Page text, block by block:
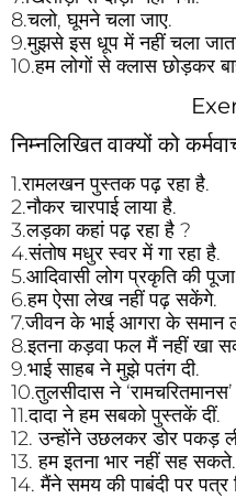
8.चलो, घूमने चला जाए.
9.मुझसे इस धूप में नहीं चला
10.हम लोगों से क्लास छोड़कर
निम्नलिखित वाक्यों को
1.रामलखन पुस्तक पढ़ रहा है.
2.नौकर चारपाई लाया है.
3.लड़का कहां पढ़ रहा है ?
4.संतोष मधुर स्वर में गा रहा है.
5.आदिवासी लोग प्रकृति की
6.हम ऐसा लेख नहीं पढ़ सकेंगे.
7.जीवन के भाई आगरा के समान
8.इतना कड़वा फल मैं नहीं खा
9.भाई साहब ने मुझे पतंग दी.
10.तुलसीदास ने
11.दादा ने हम सबको पुस्तकें दीं.
12. उन्होंने उछलकर डोर पकड़
13. हम इतना भार नहीं सह सकते.
14. मैंने समय की पाबंदी पर पत्र